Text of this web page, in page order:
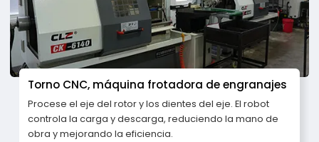
Torno CNC, máquina frotadora de engranajes
Procese el eje del rotor y los dientes del eje. El robot
controla la carga y descarga, reduciendo la mano de
obra y mejorando la eficiencia.